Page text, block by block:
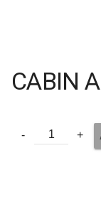
CABIN